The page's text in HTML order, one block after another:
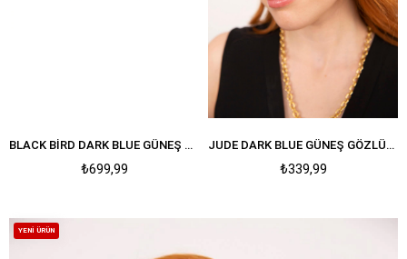
BLACK BIRD DARK BLUE GÜNEŞ GÖZLÜĞÜ
₺699,99
JUDE DARK BLUE GÜNEŞ GÖZLÜĞÜ
₺339,99
YENI ÜRÜN